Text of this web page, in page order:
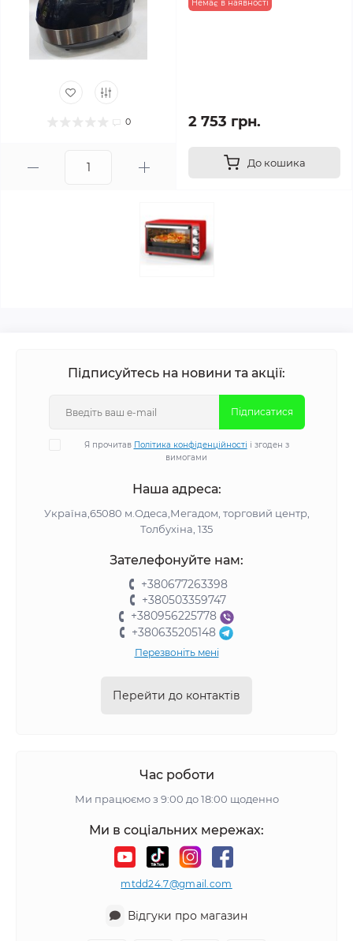
0
Немає в наявності
2 753 грн.
До кошика
Підписуйтесь на новини та акції:
Підписатися
Я прочитав Політика конфіденційності і згоден з
вимогами
Наша адреса:
Україна,65080 м.Одеса,Мегадом, торговий центр,
Толбухіна, 135
Зателефонуйте нам:
+380677263398
+380503359747
+380956225778
+380635205148
Перезвоніть мені
Перейти до контактів
Час роботи
Ми працюємо з 9:00 до 18:00 щоденно
Ми в соціальних мережах:
mtdd24.7@gmail.com
Відгуки про магазин